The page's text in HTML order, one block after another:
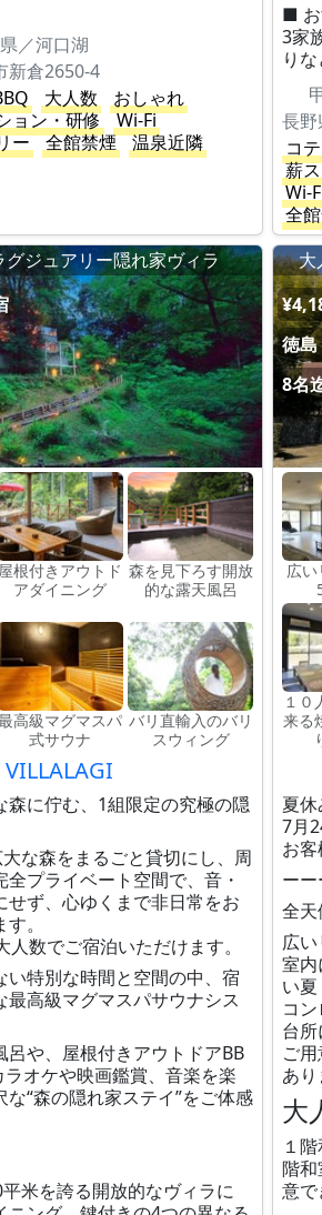
／河口湖
新倉2650-4
大人数
おしゃれ
ョン・研修
Wi-Fi
ー
全館禁煙
温泉近隣
■ お
3家
り
コ
薪
Wi-
全
ジュアリー隠れ家ヴィラ
屋根付きアウトド
アダイニング
森を見下ろす開放
的な露天風呂
高級マグマスパ
式サウナ
バリ直輸入のバリ
スウィング
VILLALAGI
森に佇む、1組限定の究極の隠
な森をまるごと貸切にし、周
プライベート空間で、音・
せず、心ゆくまで非日常をお
。
数でご宿泊いただけます。
い特別な時間と空間の中、宿
最高級マグマスパサウナシス
呂や、屋根付きアウトドアBB
オケや映画鑑賞、音楽を楽
な“森の隠れ家ステイ”をご体感
米を誇る開放的なヴィラに
大
徳
8名
広
１０
来る
夏
7月
お
ー
全天
広い
室
い
コ
台
ご
あり
大
１
階
意で